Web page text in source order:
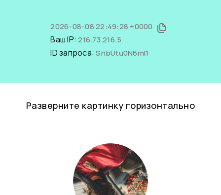
2026-08-08 22:49:28 +0000
Ваш IP:216.73.216.5
ID запроса:SnbUtu0N6mI1
Разверните картинку горизонтально